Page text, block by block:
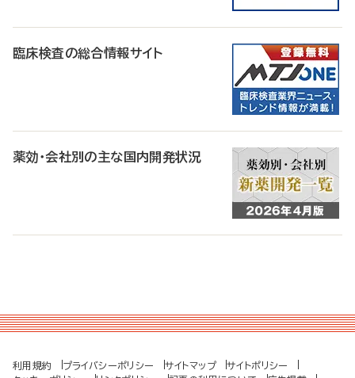
臨床検査の総合情報サイト
薬効・会社別の主な国内開発状況
利用規約 プライバシーポリシー サイトマップ
サイトポリシー